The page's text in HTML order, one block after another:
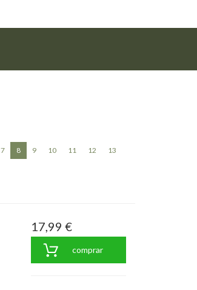
7 8(current)
9 10 11 12
13
17,99 €
comprar